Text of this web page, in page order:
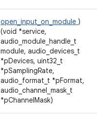
open_input_on_module )
(void *service,
audio_module_handle_t
module, audio_devices_t
*pDevices, uint32_t
*pSamplingRate,
audio_format_t *pFormat,
audio_channel_mask_t
*pChannelMask)